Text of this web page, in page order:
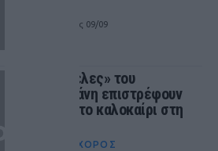
από 15/07 έως 09/09
Οι «Νεφέλες» του
Αριστοφάνη επιστρέφουν
και αυτό το καλοκαίρι στη
ΘΈΑΤΡΟ+ΧΟΡΌΣ